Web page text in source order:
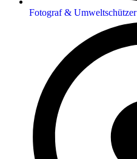
Fotograf & Umweltschützer